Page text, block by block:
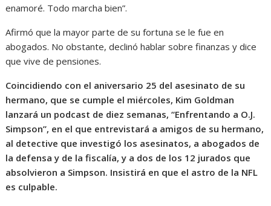
enamoré. Todo marcha bien”.
Afirmó que la mayor parte de su fortuna se le fue en
abogados. No obstante, declinó hablar sobre finanzas y dice
que vive de pensiones.
Coincidiendo con el aniversario 25 del asesinato de su
hermano, que se cumple el miércoles, Kim Goldman
lanzará un podcast de diez semanas, “Enfrentando a O.J.
Simpson”, en el que entrevistará a amigos de su hermano,
al detective que investigó los asesinatos, a abogados de
la defensa y de la fiscalía, y a dos de los 12 jurados que
absolvieron a Simpson. Insistirá en que el astro de la NFL
es culpable.